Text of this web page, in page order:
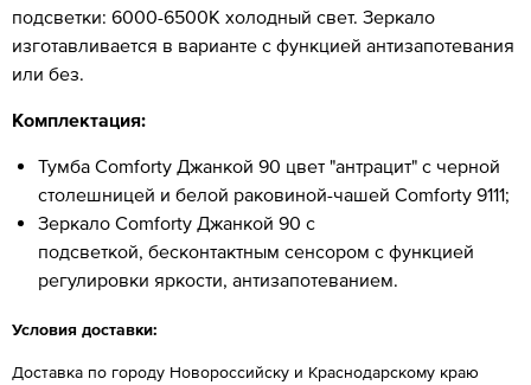
подсветки: 6000-6500К холодный свет. Зеркало
изготавливается в варианте с функцией антизапотевания
или без.
Комплектация:
Тумба Comforty Джанкой 90 цвет "антрацит" с черной
столешницей и белой раковиной-чашей Comforty 9111;
Зеркало Comforty Джанкой 90 с
подсветкой, бесконтактным сенсором с функцией
регулировки яркости, антизапотеванием.
Условия доставки:
Доставка по городу Новороссийску и Краснодарскому краю